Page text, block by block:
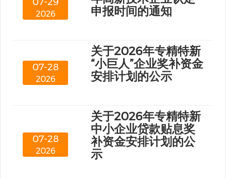
2026
申报时间的通知
07-28
2026
关于2026年专精特新
“小巨人”企业奖补资金
安排计划的公示
07-28
2026
关于2026年专精特新
中小企业贷款贴息奖
补资金安排计划的公
示